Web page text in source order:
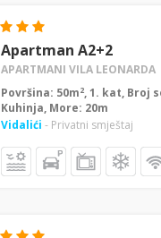
Apartman A2+2
APARTMANI VILA LEONARDA
Površina: 50m2, 1. kat, Broj
Kuhinja, More: 20m
Vidalići - Privatni smještaj